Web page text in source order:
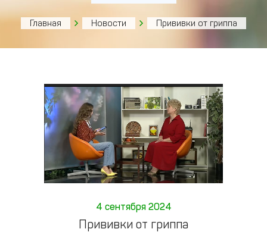
Главная Новости Прививки от гриппа
4 сентября 2024
Прививки от гриппа